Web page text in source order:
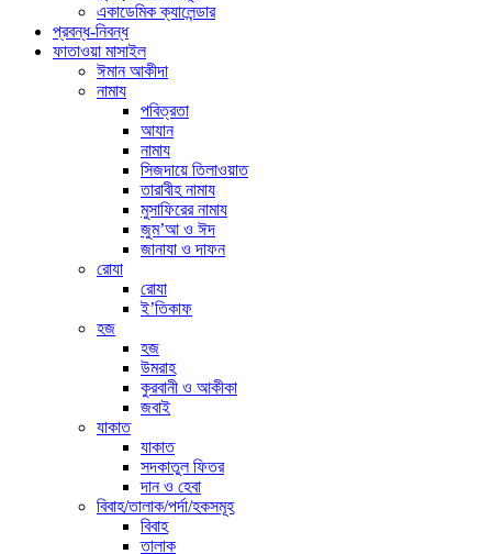
একাডেমিক ক্যালেন্ডার
প্রবন্ধ-নিবন্ধ
ফাতাওয়া মাসাইল
ঈমান আকীদা
নামায
পবিত্রতা
আযান
নামায
সিজদায়ে তিলাওয়াত
তারাবীহ নামায
মুসাফিরের নামায
জুম’আ ও ঈদ
জানাযা ও দাফন
রোযা
রোযা
ই’তিকাফ
হজ
হজ
উমরাহ
কুরবানী ও আকীকা
জবাই
যাকাত
যাকাত
সদকাতুল ফিতর
দান ও হেবা
বিবাহ/তালাক/পর্দা/হকসমূহ
বিবাহ
তালাক